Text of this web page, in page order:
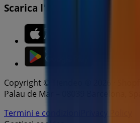
Scarica l'APP Tiendeo
Copyright © Tiendeo ® 2026 ·
Palau de Mar – 08039 Barcelona,
Termini e condizioni